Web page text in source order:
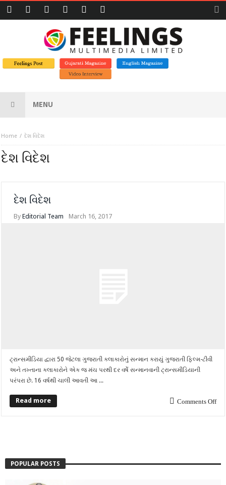
MENU
Home દેશ વિદેશ
દેશ વિદેશ
દેશ વિદેશ
ByEditorial Team March 16, 2017
ટ્રાન્સમીડિયા દ્વારા 50 જેટલા ગુજરાતી કલાકારોનું સન્માન કરાયું ગુજરાતી ફિલ્મ-ટીવી
અને તખ્તાના કલાકારોને એક જ મંચ પરથી દર વર્ષે સન્માનવાની ટ્રાન્સમીડિયાની
પરંપરા છે. 16 વર્ષથી ચાલી આવતી આ ...
Read more Comments Off
POPULAR POSTS